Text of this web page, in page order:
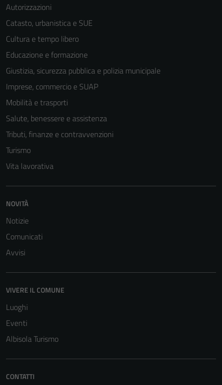
Autorizzazioni
Catasto, urbanistica e SUE
Cultura e tempo libero
Educazione e formazione
Giustizia, sicurezza pubblica e polizia municipale
Imprese, commercio e SUAP
Mobilità e trasporti
Salute, benessere e assistenza
Tributi, finanze e contravvenzioni
Turismo
Vita lavorativa
NOVITÀ
Notizie
Comunicati
Avvisi
VIVERE IL COMUNE
Luoghi
Eventi
Albisola Turismo
CONTATTI